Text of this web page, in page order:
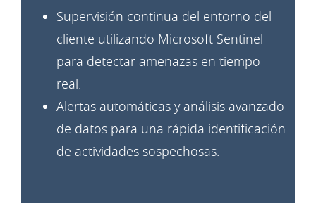
Supervisión continua del entorno del
cliente utilizando Microsoft Sentinel
para detectar amenazas en tiempo
real.
Alertas automáticas y análisis avanzado
de datos para una rápida identificación
de actividades sospechosas.